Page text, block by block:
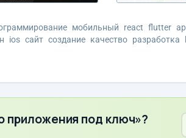
мобильный react flutter
ios сайт создание качество разработка
приложения под ключ»?